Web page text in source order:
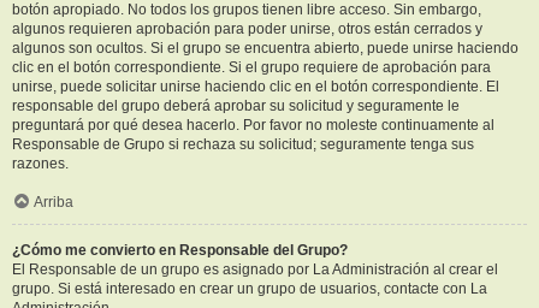
botón apropiado. No todos los grupos tienen libre acceso. Sin embargo,
algunos requieren aprobación para poder unirse, otros están cerrados y
algunos son ocultos. Si el grupo se encuentra abierto, puede unirse haciendo
clic en el botón correspondiente. Si el grupo requiere de aprobación para
unirse, puede solicitar unirse haciendo clic en el botón correspondiente. El
responsable del grupo deberá aprobar su solicitud y seguramente le
preguntará por qué desea hacerlo. Por favor no moleste continuamente al
Responsable de Grupo si rechaza su solicitud; seguramente tenga sus
razones.
Arriba
¿Cómo me convierto en Responsable del Grupo?
El Responsable de un grupo es asignado por La Administración al crear el
grupo. Si está interesado en crear un grupo de usuarios, contacte con La